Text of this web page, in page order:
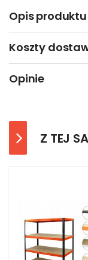
Opis produktu
Koszty
Opinie
Z TEJ